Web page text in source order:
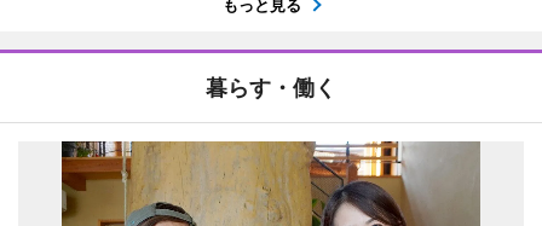
もっと見る
暮らす・働く